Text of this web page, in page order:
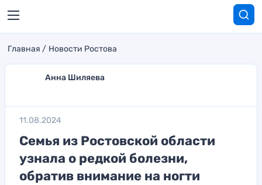
Главная Новости Ростова
Анна Шиляева
11.08.2024
Семья из Ростовской области
узнала о редкой болезни,
обратив внимание на ногти